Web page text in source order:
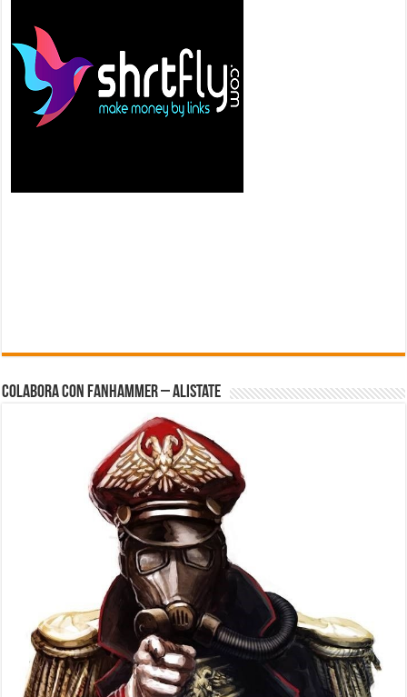
Colabora con FanHammer – Alistate